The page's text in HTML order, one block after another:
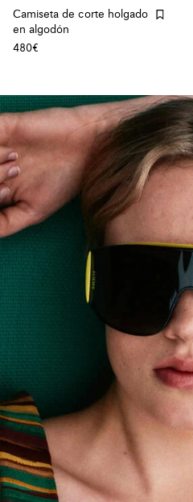
Camiseta de corte holgado
en algodón
480€